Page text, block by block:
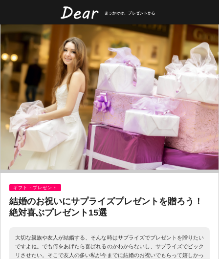
ギフト・プレゼント
結婚のお祝いにサプライズプレゼントを贈ろう！
絶対喜ぶプレゼント15選
大切な親族や友人が結婚する、そんな時はサプライズでプレゼントを贈りたい
ですよね。でも何をあげたら喜ばれるのかわからないし、サプライズでビック
リさせたい。そこで友人の多い私が今までに結婚のお祝いでもらって嬉しかっ